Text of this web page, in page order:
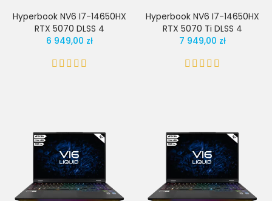
Hyperbook NV6 I7-14650HX
RTX 5070 DLSS 4
6 949,00 zł
Hyperbook NV6 I7-14650HX
RTX 5070 Ti DLSS 4
7 949,00 zł